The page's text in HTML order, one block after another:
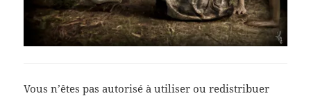
Vous n’êtes pas autorisé à utiliser ou redistribuer